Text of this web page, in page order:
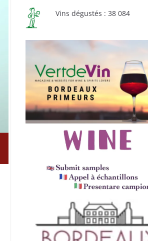
Vins dégustés : 38 084